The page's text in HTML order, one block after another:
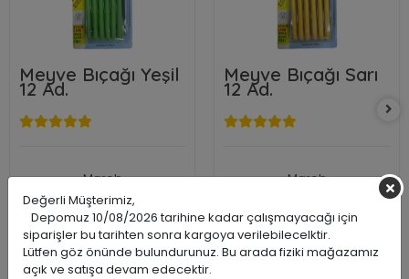
Meyve Bıçağı Yeşil
12 Ad.
Marob
MAR12YSL
2700001746324
386,01 TL
177,68 TL
177,68 TL
Meyve Bıçağı Sarı
12 Ad.
Marob
2700001746386
386,01 TL
177,68 TL
177,68 TL
Değerli Müşterimiz,
Depomuz 10/08/2026 tarihine kadar çalışmayacağı için
siparişler bu tarihten sonra kargoya verilebilecelktir.
Lütfen göz önünde bulundurunuz. Bu arada fiziki mağazamız
açık ve satışa devam edecektir.